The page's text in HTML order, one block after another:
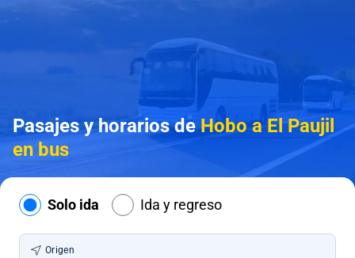
Pasajes y horarios deHobo a El Paujil
en bus
Solo ida Ida y regreso
Origen